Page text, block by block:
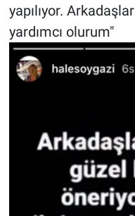
yapılıyor.
yardımcı olurum"
Popüler
Programlar
Spor
Teknoloji
Türkiye'nin